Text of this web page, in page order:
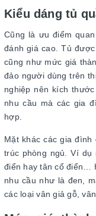
Kiểu dáng tủ
Cũng là ưu điểm
đánh giá cao. Tủ
cũng như mức giá
đảo người dùng trên
nghiệp nên kích
nhu cầu mà các gia
hợp.
Mặt khác các gia
trúc phòng ngủ. Ví dụ
điển hay tân cổ điển…
nhu cầu như là đen,
các loại vân giả gỗ,